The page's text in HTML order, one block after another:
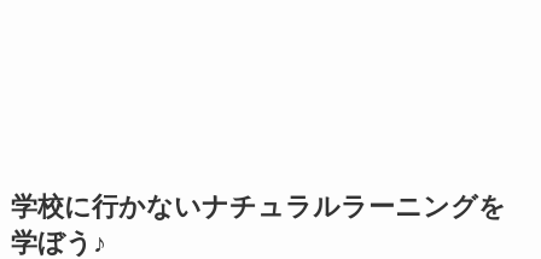
学校に行かないナチュラルラーニングを
学ぼう♪